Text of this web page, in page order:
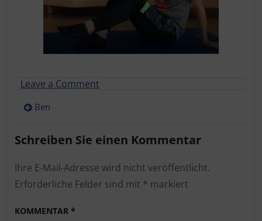
Leave a Comment
Beitragsnavigation
Ben
Schreiben Sie einen Kommentar
Ihre E-Mail-Adresse wird nicht veröffentlicht.
Erforderliche Felder sind mit * markiert
KOMMENTAR *